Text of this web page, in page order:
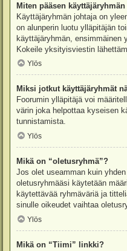
Miten pääsen
Käyttäjäryhmän johtaja on
on alunperin luotu ylläpitäjän
käyttäjäryhmän, ensimmäinen
Kokeile yksityisviestin
Ylös
Miksi jotkut käyttäjäryhmät
Foorumin ylläpitäjä voi
värin joka helpottaa kyseisen
tunnistamista.
Ylös
Mikä on “oletusryhmä”?
Jos olet useamman kuin
oletusryhmääsi käytetään
käytettävää ryhmäväriä ja
sinulle oikeudet vaihtaa
Ylös
Mikä on “Tiimi” linkki?